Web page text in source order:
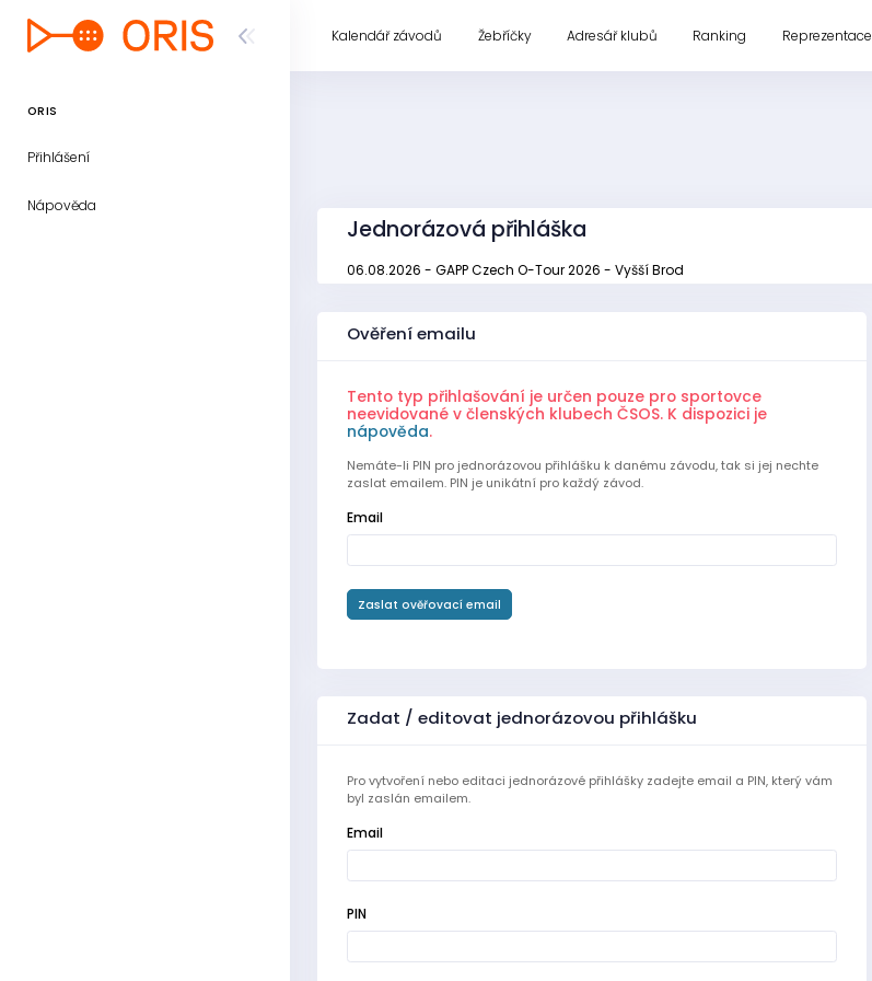
ORIS
Přihlášení
Nápověda
Kalendář závodů Žebříčky Adresář klubů Ranking Reprezentace
Jednorázová přihláška
06.08.2026 - GAPP Czech O-Tour 2026 - Vyšší Brod
Ověření emailu
Tento typ přihlašování je určen pouze pro sportovce
neevidované v členských klubech ČSOS. K dispozici je
nápověda.
Nemáte-li PIN pro jednorázovou přihlášku k danému závodu, tak si jej nechte
zaslat emailem. PIN je unikátní pro každý závod.
Email
Zaslat ověřovací email
Zadat / editovat jednorázovou přihlášku
Pro vytvoření nebo editaci jednorázové přihlášky zadejte email a PIN, který vám
byl zaslán emailem.
Email
PIN